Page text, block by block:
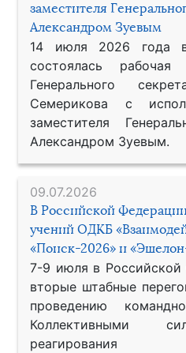
заместителя
Александром Зуевым
14 июля 2026 года
состоялась рабочая
Генерального
Семерикова с
заместителя
Александром Зуевым.
09.07.2026
В Российской
учений ОДКБ
«Поиск-2026» и
7-9 июля в Российской
вторые штабные
проведению
Коллективными